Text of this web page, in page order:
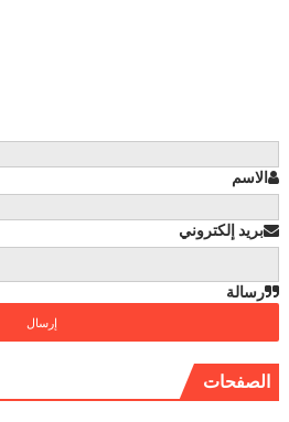
الاسم
بريد إلكتروني
رسالة
الصفحات